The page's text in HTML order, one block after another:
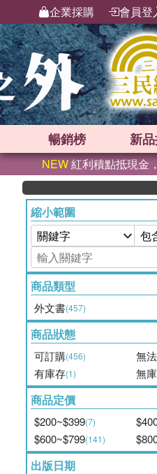
企業採購 會員登
暢銷榜 新品
NEW紅利積點抵現金
縮小範圍
商品類型
外文書(457)
商品狀態
可訂購(456) 無
有庫存(1) 無
商品定價
$200~$399(7)
$600~$799(141)
出版日期